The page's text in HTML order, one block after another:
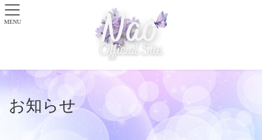
お知らせ
MENU